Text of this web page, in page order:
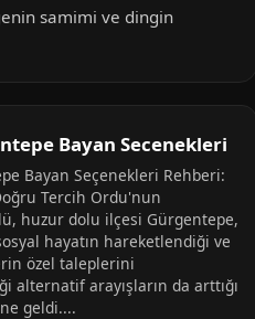
samimi ve dingin
Bayan Secenekleri
Bayan Seçenekleri Rehberi:
Tercih Ordu'nun
huzur dolu ilçesi Gürgentepe,
hayatın hareketlendiği ve
özel taleplerini
alternatif arayışların da arttığı
geldi....